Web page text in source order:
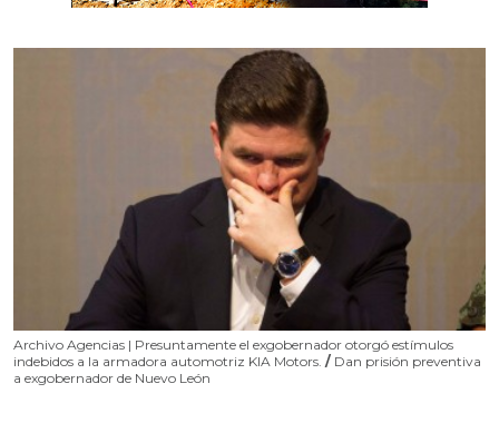
Archivo Agencias | Presuntamente el exgobernador otorgó estímulos
indebidos a la armadora automotriz KIA Motors. / Dan prisión preventiva
a exgobernador de Nuevo León